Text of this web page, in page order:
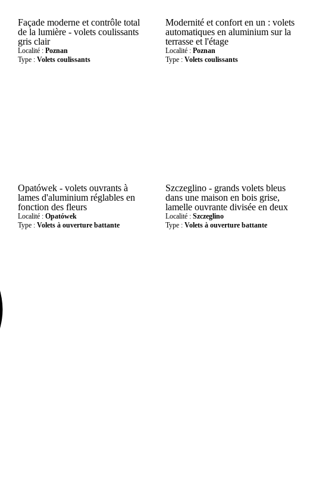
Façade moderne et contrôle total
de la lumière - volets coulissants
gris clair
Localité : Poznan
Type : Volets coulissants
Modernité et confort en un : volets
automatiques en aluminium sur la
terrasse et l'étage
Localité : Poznan
Type : Volets coulissants
Opatówek - volets ouvrants à
lames d'aluminium réglables en
fonction des fleurs
Localité : Opatówek
Type : Volets à ouverture battante
Szczeglino - grands volets bleus
dans une maison en bois grise,
lamelle ouvrante divisée en deux
Localité : Szczeglino
Type : Volets à ouverture battante